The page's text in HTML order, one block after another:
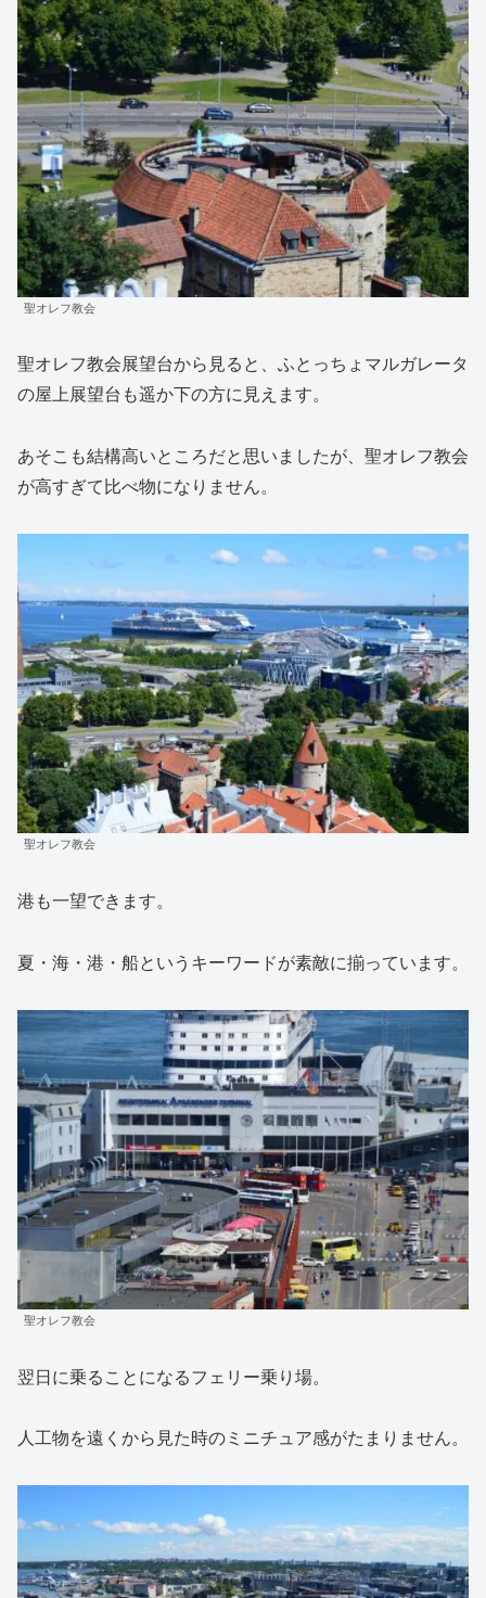
聖オレフ教会
聖オレフ教会展望台から見ると、ふとっちょマルガレータ
の屋上展望台も遥か下の方に見えます。
あそこも結構高いところだと思いましたが、聖オレフ教会
が高すぎて比べ物になりません。
聖オレフ教会
港も一望できます。
夏・海・港・船というキーワードが素敵に揃っています。
聖オレフ教会
翌日に乗ることになるフェリー乗り場。
人工物を遠くから見た時のミニチュア感がたまりません。